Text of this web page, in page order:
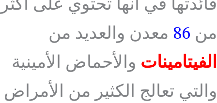
فائدتها في أنها تحتوي على أكثر
من 86 معدن والعديد من
الفيتامينات والأحماض الأمينية
والتي تعالج الكثير من الأمراض